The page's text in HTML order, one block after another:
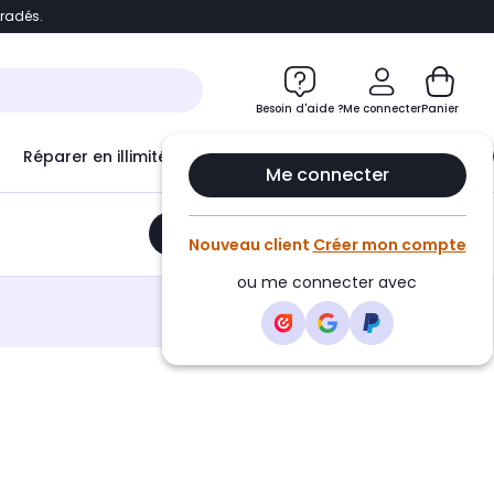
Accéder directement au chatbot
Besoin d'aide ?Me connecter
Me connecter
Nouveau client Créer mon compte
ou me connecter avec
Panier
Réparer en illimité avec Le Club Infinity
Ajouter au panier